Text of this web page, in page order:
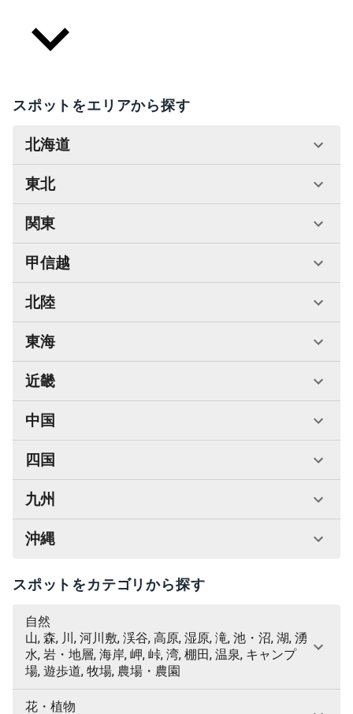
スポットをエリアから探す
北海道
東北
関東
甲信越
北陸
東海
近畿
中国
四国
九州
沖縄
スポットをカテゴリから探す
自然
山, 森, 川, 河川敷, 渓谷, 高原, 湿原, 滝, 池・沼, 湖, 湧
水, 岩・地層, 海岸, 岬, 峠, 湾, 棚田, 温泉, キャンプ
場, 遊歩道, 牧場, 農場・農園
花・植物